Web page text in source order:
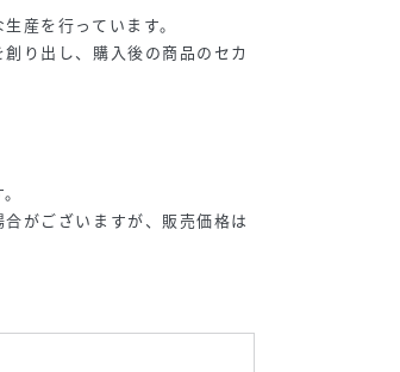
産を行っています。
り出し、購入後の商品のセカ
がございますが、販売価格は